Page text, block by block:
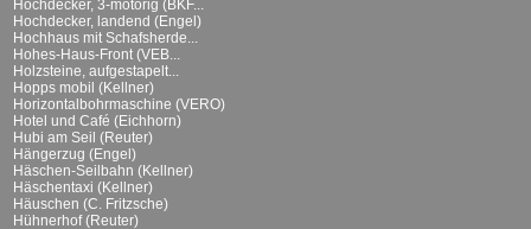
Hochdecker, 3-motorig (BKF...
Hochdecker, landend (Engel)
Hochhaus mit Schafsherde...
Hohes-Haus-Front (VEB...
Holzsteine, aufgestapelt...
Hopps mobil (Kellner)
Horizontalbohrmaschine (VERO)
Hotel und Café (Eichhorn)
Hubi am Seil (Reuter)
Hängerzug (Engel)
Häschen-Seilbahn (Kellner)
Häschentaxi (Kellner)
Häuschen (C. Fritzsche)
Hühnerhof (Reuter)